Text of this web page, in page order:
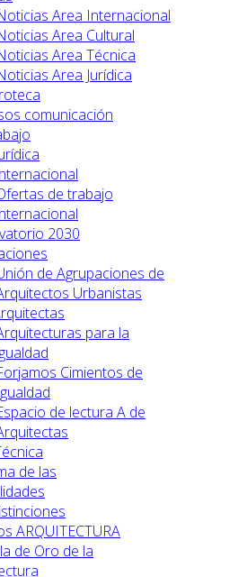
Area Internacional
Area Cultural
Area Técnica
Area Jurídica
comunicación
de trabajo
2030
de Agrupaciones de
Urbanistas
para la
Cimientos de
de lectura A de
de las
ARQUITECTURA
de Oro de la